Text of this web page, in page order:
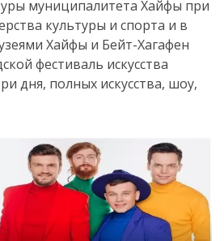
муниципалитета Хайфы при
культуры и спорта и в
Хайфы и Бейт-Хагафен
фестиваль искусства
дня, полных искусства, шоу,